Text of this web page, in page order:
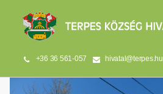
+36 36 561-057 hivatal@terpes.hu